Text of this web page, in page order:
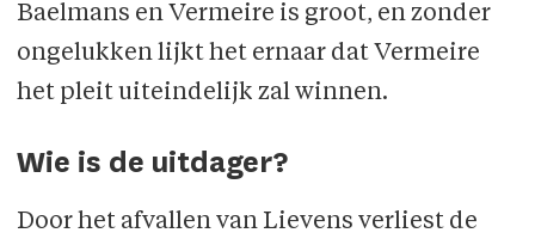
Baelmans en Vermeire is groot, en zonder
ongelukken lijkt het ernaar dat Vermeire
het pleit uiteindelijk zal winnen.
Wie is de uitdager?
Door het afvallen van Lievens verliest de